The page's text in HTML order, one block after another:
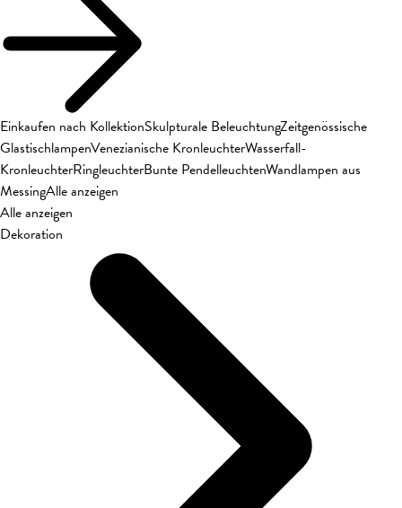
Einkaufen nach KollektionSkulpturale BeleuchtungZeitgenössische
GlastischlampenVenezianische KronleuchterWasserfall-
KronleuchterRingleuchterBunte PendelleuchtenWandlampen aus
MessingAlle anzeigen
Alle anzeigen
Dekoration